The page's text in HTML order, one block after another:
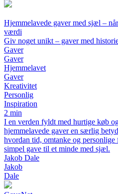
Hjemmelavede gaver med sjæl –
værdi
Giv noget unikt – gaver med
Gaver
Gaver
Hjemmelavet
Gaver
Kreativitet
Personlig
Inspiration
2 min
I en verden fyldt med hurtige køb
hjemmelavede gaver en særlig
hvordan tid, omtanke og
simpel gave til et minde med sjæl.
Jakob Dale
Jakob
Dale